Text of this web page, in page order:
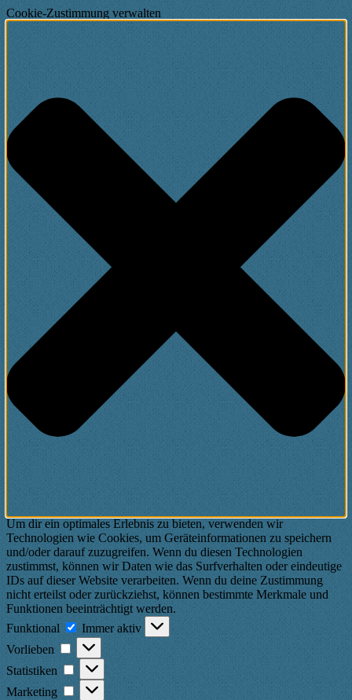
Cookie-Zustimmung verwalten
Um dir ein optimales Erlebnis zu bieten, verwenden wir
Technologien wie Cookies, um Geräteinformationen zu speichern
und/oder darauf zuzugreifen. Wenn du diesen Technologien
zustimmst, können wir Daten wie das Surfverhalten oder eindeutige
IDs auf dieser Website verarbeiten. Wenn du deine Zustimmung
nicht erteilst oder zurückziehst, können bestimmte Merkmale und
Funktionen beeinträchtigt werden.
Funktional
Funktional
Immer aktiv
Vorlieben
Vorlieben
Statistiken Statistiken
Marketing Marketing